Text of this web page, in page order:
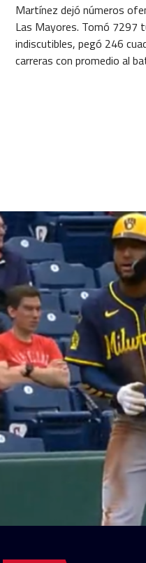
Martínez dejó números
Las Mayores. Tomó 7297
indiscutibles, pegó 246
carreras con promedio al